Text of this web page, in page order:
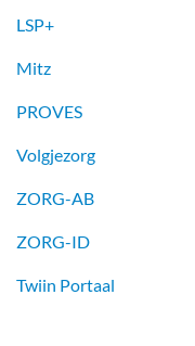
LSP+
Mitz
PROVES
Volgjezorg
ZORG-AB
ZORG-ID
Twiin Portaal